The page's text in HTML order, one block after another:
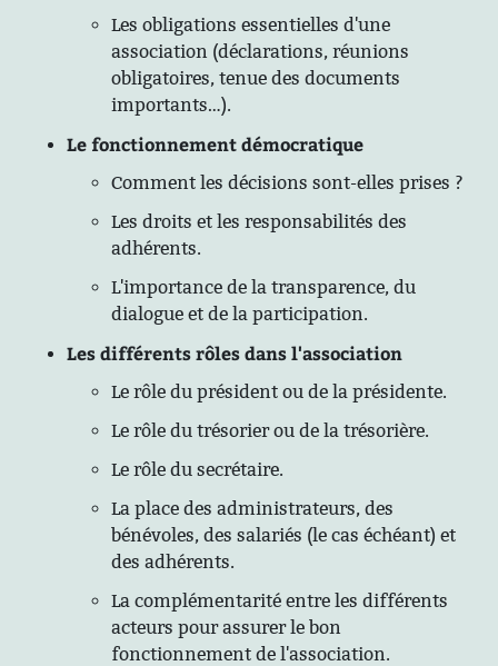
Les obligations essentielles d'une
association (déclarations, réunions
obligatoires, tenue des documents
importants…).
Le fonctionnement démocratique
Comment les décisions sont-elles prises ?
Les droits et les responsabilités des
adhérents.
L'importance de la transparence, du
dialogue et de la participation.
Les différents rôles dans l'association
Le rôle du président ou de la présidente.
Le rôle du trésorier ou de la trésorière.
Le rôle du secrétaire.
La place des administrateurs, des
bénévoles, des salariés (le cas échéant) et
des adhérents.
La complémentarité entre les différents
acteurs pour assurer le bon
fonctionnement de l'association.